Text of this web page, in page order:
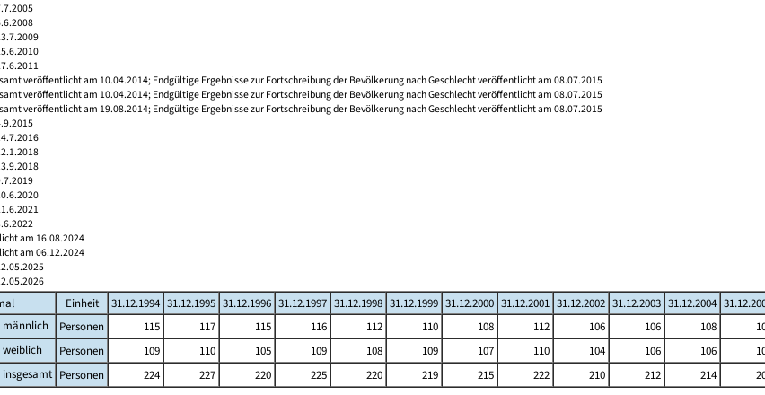
veröffentlicht am 10.04.2014; Endgültige Ergebnisse zur Fortschreibung der Bevölkerung nach Geschlecht veröffentlicht am 08.07.2015
veröffentlicht am 10.04.2014; Endgültige Ergebnisse zur Fortschreibung der Bevölkerung nach Geschlecht veröffentlicht am 08.07.2015
veröffentlicht am 19.08.2014; Endgültige Ergebnisse zur Fortschreibung der Bevölkerung nach Geschlecht veröffentlicht am 08.07.2015
am 16.08.2024
am 06.12.2024
Einheit 31.12.1994 31.12.1995 31.12.1996 31.12.1997 31.12.1998 31.12.1999 31.12.2000 31.12.2001 31.12.2002 31.12.2003 31.12.2004
männlich Personen 115 117 115 116 112 110 108 112 106 106 108
weiblich
Personen 109 110 105 109 108 109 107 110 104 106 106
insgesamt Personen 224 227 220 225 220 219 215 222 210 212 214